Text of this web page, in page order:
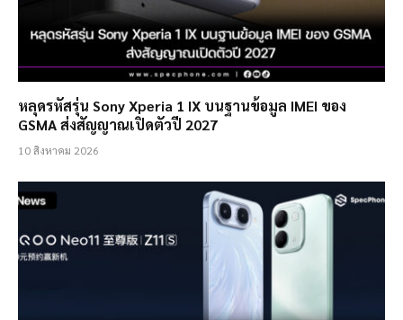
หลุดรหัสรุ่น Sony Xperia 1 IX บนฐานข้อมูล IMEI ของ
GSMA ส่งสัญญาณเปิดตัวปี 2027
10 สิงหาคม 2026